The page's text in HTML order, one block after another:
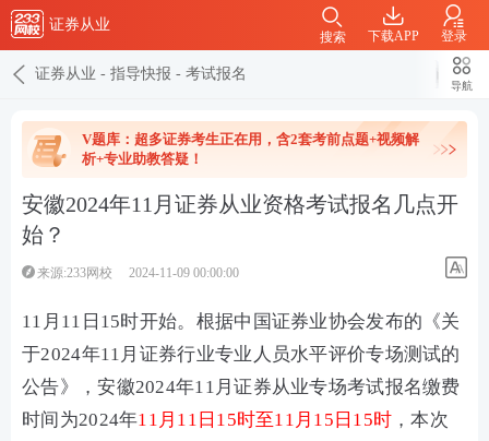
证券从业
下载APP 登录
搜索
证券从业 - 指导快报 - 考试报名
导航
V题库：超多证券考生正在用，含2套考前点题+视频解
析+专业助教答疑！
安徽2024年11月证券从业资格考试报名几点开
始？
来源:233网校 2024-11-09 00:00:00
11月11日15时开始。根据中国证券业协会发布的《关
于2024年11月证券行业专业人员水平评价专场测试的
公告》，安徽2024年11月证券从业专场考试报名缴费
时间为2024年11月11日15时至11月15日15时 ，本次